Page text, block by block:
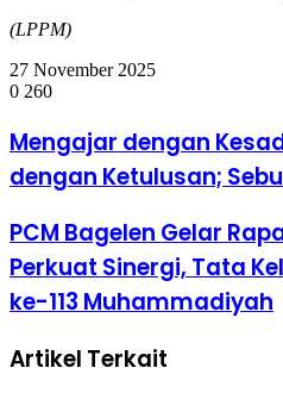
(LPPM)
27 November 2025
0 260
Mengajar
dengan
Kesadaran,
dengan
Ketulusan;
Sebuah
Refleksi
Hari
Mengajar dengan
dengan Ketulusan;
PCM
Bagelen
Gelar
Rapat
Rutin
AUA:
PCM Bagelen Gelar
Perkuat Sinergi, Tata
ke-113 Muhammadiyah
Artikel Terkait